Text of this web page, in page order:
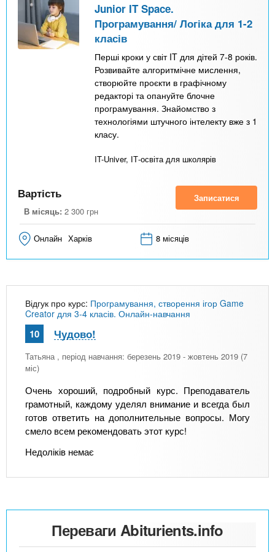
Junior IT Space.
Програмування/ Логіка для 1-2
класів
Перші кроки у світ IT для дітей 7-8 років.
Розвивайте алгоритмічне мислення,
створюйте проєкти в графічному
редакторі та опануйте блочне
програмування. Знайомство з
технологіями штучного інтелекту вже з 1
класу.
IT-Univer, ІТ-освіта для школярів
Вартість
В місяць: 2 300 грн
Записатися
Онлайн Харків 8 місяців
Відгук про курс: Програмування, створення ігор Game
Creator для 3-4 класів. Онлайн-навчання
Татьяна , період навчання: березень 2019 - жовтень 2019 (7
міс)
Очень хороший, подробный курс. Преподаватель
грамотный, каждому уделял внимание и всегда был
готов ответить на дополнительные вопросы. Могу
смело всем рекомендовать этот курс!
Недоліків немає
10 Чудово!
Переваги Abiturients.info